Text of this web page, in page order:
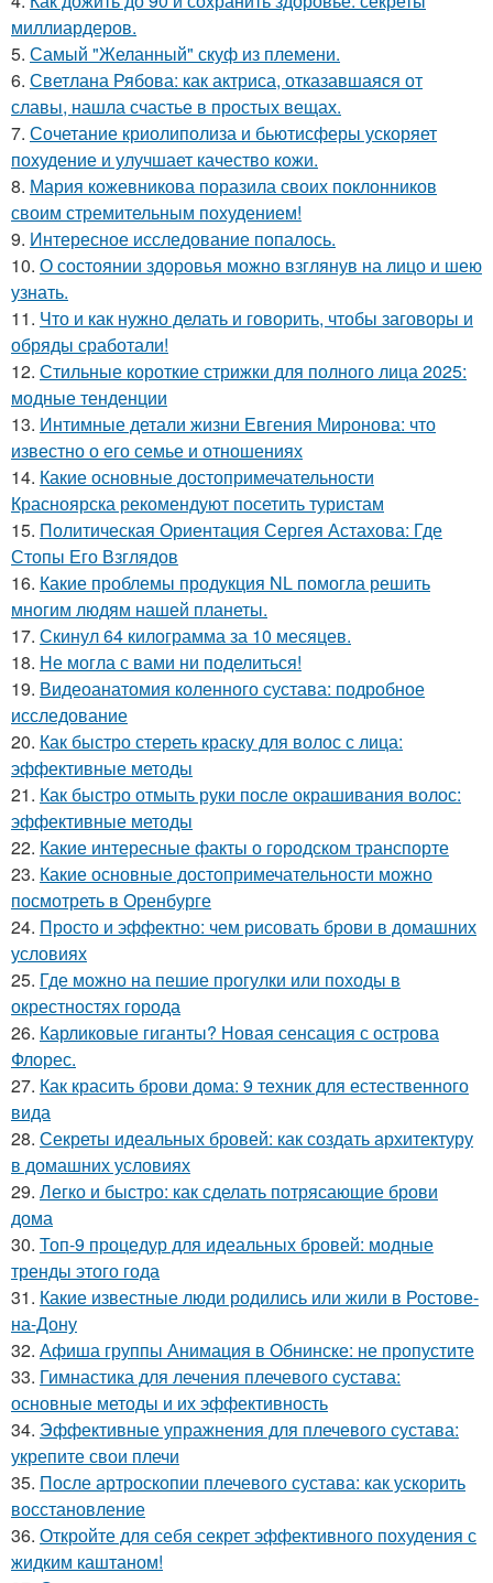
миллиардеров.
5. Самый "Желанный" скуф из племени.
6. Светлана Рябова: как актриса, отказавшаяся от
славы, нашла счастье в простых вещах.
7. Сочетание криолиполиза и бьютисферы ускоряет
похудение и улучшает качество кожи.
8. Мария кожевникова поразила своих поклонников
своим стремительным похудением!
9. Интересное исследование попалось.
10. О состоянии здоровья можно взглянув на лицо и шею
узнать.
11. Что и как нужно делать и говорить, чтобы заговоры и
обряды сработали!
12. Стильные короткие стрижки для полного лица 2025:
модные тенденции
13. Интимные детали жизни Евгения Миронова: что
известно о его семье и отношениях
14. Какие основные достопримечательности
Красноярска рекомендуют посетить туристам
15. Политическая Ориентация Сергея Астахова: Где
Стопы Его Взглядов
16. Какие проблемы продукция NL помогла решить
многим людям нашей планеты.
17. Скинул 64 килограмма за 10 месяцев.
18. Не могла с вами ни поделиться!
19. Видеоанатомия коленного сустава: подробное
исследование
20. Как быстро стереть краску для волос с лица:
эффективные методы
21. Как быстро отмыть руки после окрашивания волос:
эффективные методы
22. Какие интересные факты о городском транспорте
23. Какие основные достопримечательности можно
посмотреть в Оренбурге
24. Просто и эффектно: чем рисовать брови в домашних
условиях
25. Где можно на пешие прогулки или походы в
окрестностях города
26. Карликовые гиганты? Новая сенсация с острова
Флорес.
27. Как красить брови дома: 9 техник для естественного
вида
28. Секреты идеальных бровей: как создать архитектуру
в домашних условиях
29. Легко и быстро: как сделать потрясающие брови
дома
30. Топ-9 процедур для идеальных бровей: модные
тренды этого года
31. Какие известные люди родились или жили в Ростове-
на-Дону
32. Афиша группы Анимация в Обнинске: не пропустите
33. Гимнастика для лечения плечевого сустава:
основные методы и их эффективность
34. Эффективные упражнения для плечевого сустава:
укрепите свои плечи
35. После артроскопии плечевого сустава: как ускорить
восстановление
36. Откройте для себя секрет эффективного похудения с
жидким каштаном!